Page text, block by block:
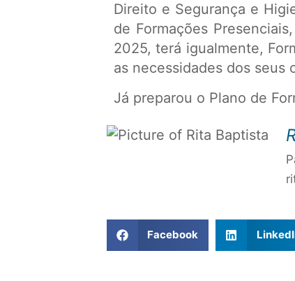
Direito e Segurança e
de Formações
2025, terá igualmente,
as necessidades dos seus
Já preparou o Plano de
Facebook